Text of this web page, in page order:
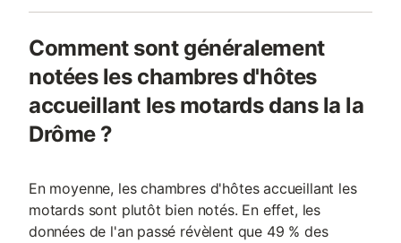
Comment sont généralement
notées les chambres d'hôtes
accueillant les motards dans la la
Drôme ?
En moyenne, les chambres d'hôtes accueillant les
motards sont plutôt bien notés. En effet, les
données de l'an passé révèlent que 49 % des